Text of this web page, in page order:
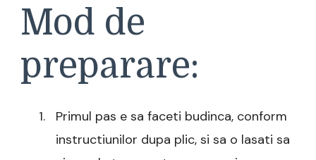
Mod de
preparare:
Primul pas e sa faceti budinca, conform
instructiunilor dupa plic, si sa o lasati sa